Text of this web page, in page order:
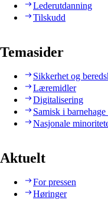
Lederutdanning
Tilskudd
Temasider
Sikkerhet og
Læremidler
Digitalisering
Samisk i
Nasjonale
Aktuelt
For pressen
Høringer